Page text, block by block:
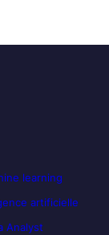
learning
artificielle
Analyst